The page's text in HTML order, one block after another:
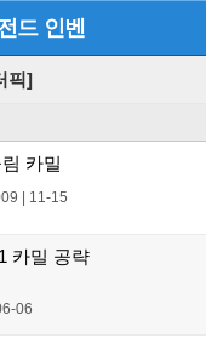
드 인벤
픽]
카밀
11-15
카밀 공략
06